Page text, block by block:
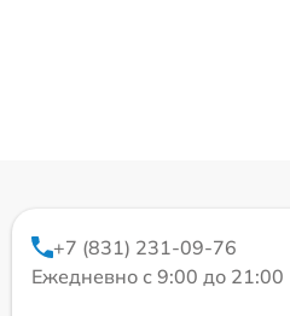
+7 (831) 231-09-76
Ежедневно с 9:00 до 21:00